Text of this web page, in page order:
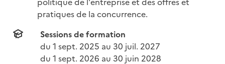
pratiques de la concurrence.
Sessions de formation
du 1 sept. 2025 au 30 juil. 2027
du 1 sept. 2026 au 30 juin 2028